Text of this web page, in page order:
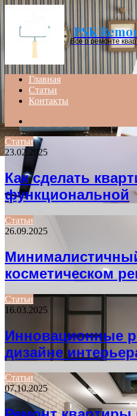
PSK
Все о ремонте
Главная
Статьи
Контакты
for
Статьи
23.02.2025
Как сделать
функциональной
Статьи
26.09.2025
косметическом
Статьи
16.03.2025
Инновационные
дизайне
Статьи
07.10.2025